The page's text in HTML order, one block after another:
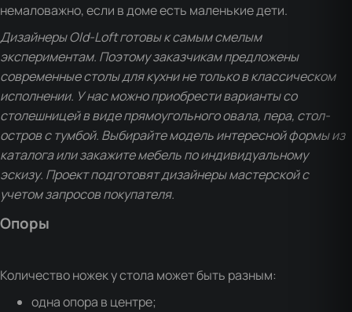
немаловажно, если в доме есть маленькие дети.
Дизайнеры Old-Loft готовы к самым смелым
экспериментам. Поэтому заказчикам предложены
современные столы для кухни не только в классическом
исполнении. У нас можно приобрести варианты со
столешницей в виде прямоугольного овала, пера, стол-
остров с тумбой. Выбирайте модель интересной формы из
каталога или закажите мебель по индивидуальному
эскизу. Проект подготовят дизайнеры мастерской с
учетом запросов покупателя.
Опоры
Количество ножек у стола может быть разным:
одна опора в центре;